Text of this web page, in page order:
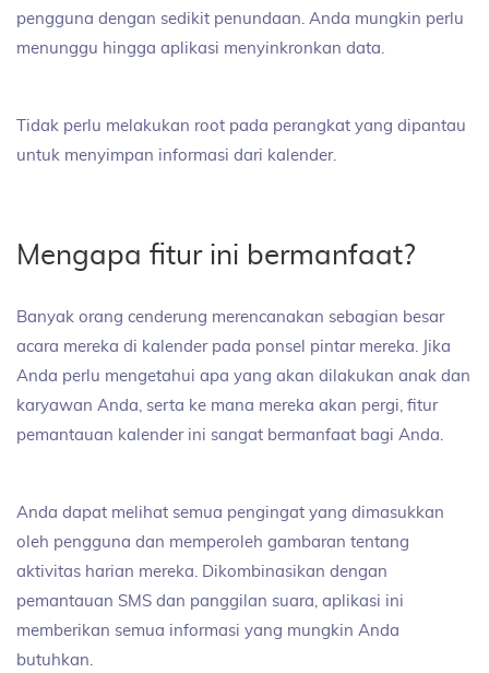
pengguna dengan sedikit penundaan. Anda mungkin perlu
menunggu hingga aplikasi menyinkronkan data.
Tidak perlu melakukan root pada perangkat yang dipantau
untuk menyimpan informasi dari kalender.
Mengapa fitur ini bermanfaat?
Banyak orang cenderung merencanakan sebagian besar
acara mereka di kalender pada ponsel pintar mereka. Jika
Anda perlu mengetahui apa yang akan dilakukan anak dan
karyawan Anda, serta ke mana mereka akan pergi, fitur
pemantauan kalender ini sangat bermanfaat bagi Anda.
Anda dapat melihat semua pengingat yang dimasukkan
oleh pengguna dan memperoleh gambaran tentang
aktivitas harian mereka. Dikombinasikan dengan
pemantauan SMS dan panggilan suara, aplikasi ini
memberikan semua informasi yang mungkin Anda
butuhkan.